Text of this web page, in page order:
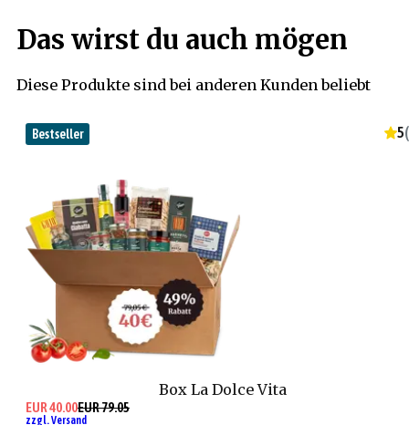
Das wirst du auch mögen
Diese Produkte sind bei anderen Kunden beliebt
Bestseller 5(
Box La Dolce Vita
EUR 40.00EUR 79.05
zzgl. Versand